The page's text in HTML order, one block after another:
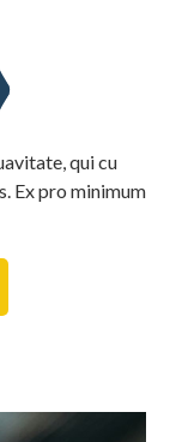
qui cu
Ex pro minimum